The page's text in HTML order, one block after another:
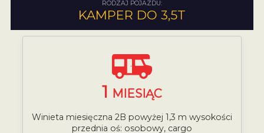
RODZAJ POJAZDU:
KAMPER DO 3,5T
1 MIESIĄC
Winieta miesięczna 2B powyżej 1,3 m wysokości
przednia oś: osobowy, cargo